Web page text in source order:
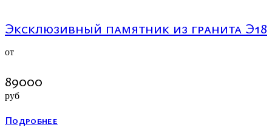
Эксклюзивный памятник из гранита Э18
от
89000
руб
Подробнее